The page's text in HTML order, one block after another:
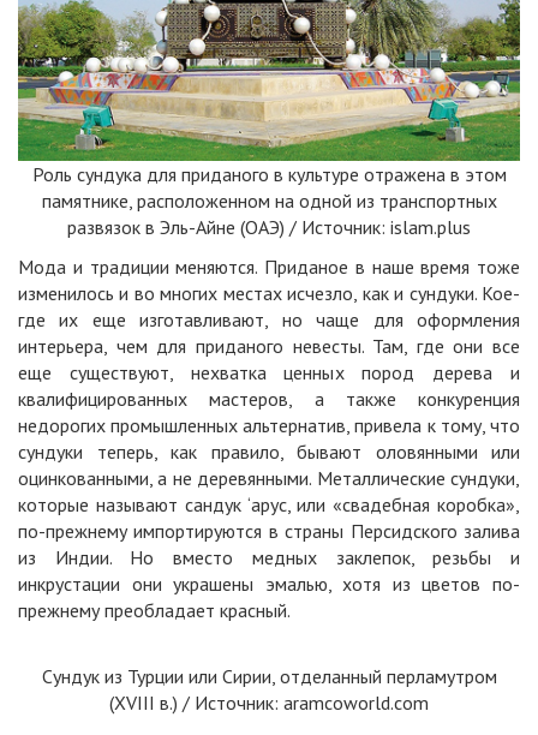
Роль сундука для приданого в культуре отражена в этом
памятнике, расположенном на одной из транспортных
развязок в Эль-Айне (ОАЭ) / Источник: islam.plus
Мода и традиции меняются. Приданое в наше время тоже
изменилось и во многих местах исчезло, как и сундуки. Кое-
где их еще изготавливают, но чаще для оформления
интерьера, чем для приданого невесты. Там, где они все
еще существуют, нехватка ценных пород дерева и
квалифицированных мастеров, а также конкуренция
недорогих промышленных альтернатив, привела к тому, что
сундуки теперь, как правило, бывают оловянными или
оцинкованными, а не деревянными. Металлические сундуки,
которые называют сандук ‘арус, или «свадебная коробка»,
по-прежнему импортируются в страны Персидского залива
из Индии. Но вместо медных заклепок, резьбы и
инкрустации они украшены эмалью, хотя из цветов по-
прежнему преобладает красный.
Сундук из Турции или Сирии, отделанный перламутром
(XVIII в.) / Источник: aramcoworld.com